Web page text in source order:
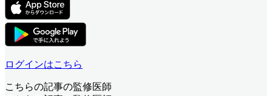
ログインはこちら
こちらの記事の監修医師